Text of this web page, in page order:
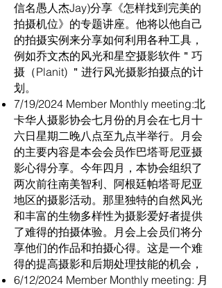
信名愚人杰Jay)分享《怎样找到完美的
拍摄机位》的专题讲座。他将以他自己
的拍摄实例来分享如何利用各种工具，
例如乔文杰的风光和星空摄影软件＂巧
摄（Planit) ＂进行风光摄影拍摄点的计
划。
7/19/2024 Member Monthly meeting:北
卡华人摄影协会七月份的月会在七月十
六日星期二晚八点至九点半举行。月会
的主要内容是本会会员作巴塔哥尼亚摄
影心得分享。今年四月，本协会组织了
两次前往南美智利、阿根廷帕塔哥尼亚
地区的摄影活动。那里独特的自然风光
和丰富的生物多样性为摄影爱好者提供
了难得的拍摄体验。月会上会员们将分
享他们的作品和拍摄心得。这是一个难
得的提高摄影和后期处理技能的机会，
6/12/2024 Member Monthly meeting: 月